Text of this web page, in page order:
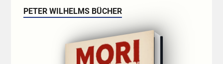
PETER WILHELMS BÜCHER